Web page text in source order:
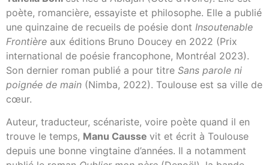
poète, romancière, essayiste et philosophe. Elle a publié
une quinzaine de recueils de poésie dont Insoutenable
Frontière aux éditions Bruno Doucey en 2022 (Prix
international de poésie francophone, Montréal 2023).
Son dernier roman publié a pour titre Sans parole ni
poignée de main (Nimba, 2022). Toulouse est sa ville de
cœur.
Auteur, traducteur, scénariste, voire poète quand il en
trouve le temps, Manu Causse vit et écrit à Toulouse
depuis une bonne vingtaine d’années. Il a notamment